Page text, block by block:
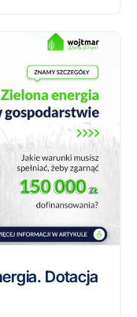
Dotacja